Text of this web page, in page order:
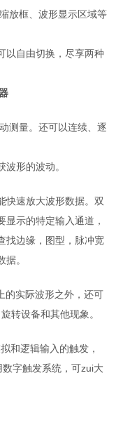
放框、波形显示区域等
以自由切换，尽享两种
测量。还可以连续、逐
形的波动。
快速放大波形数据。双
示的特定输入通道，
找边缘，图型，脉冲宽
。
的实际波形之外，还可
转设备和其他现象。
和逻辑输入的触发，
字触发系统，可zui大